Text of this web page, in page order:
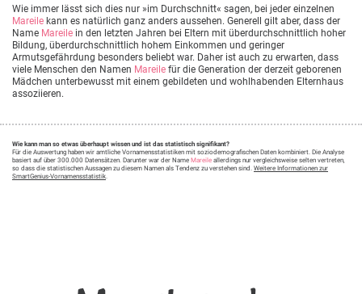
Wie immer lässt sich dies nur »im Durchschnitt« sagen, bei jeder einzelnen
Mareile kann es natürlich ganz anders aussehen. Generell gilt aber, dass der
Name Mareile in den letzten Jahren bei Eltern mit überdurchschnittlich hoher
Bildung, überdurchschnittlich hohem Einkommen und geringer
Armutsgefährdung besonders beliebt war. Daher ist auch zu erwarten, dass
viele Menschen den Namen Mareile für die Generation der derzeit geborenen
Mädchen unterbewusst mit einem gebildeten und wohlhabenden Elternhaus
assoziieren.
Wie kann man so etwas überhaupt wissen und ist das statistisch signifikant?
Für die Auswertung haben wir amtliche Vornamensstatistiken mit soziodemografischen Daten kombiniert. Die Analyse
basiert auf über 300.000 Datensätzen. Darunter war der Name Mareile allerdings nur vergleichsweise selten vertreten,
so dass die statistischen Aussagen zu diesem Namen als Tendenz zu verstehen sind. Weitere Informationen zur
SmartGenius-Vornamensstatistik.